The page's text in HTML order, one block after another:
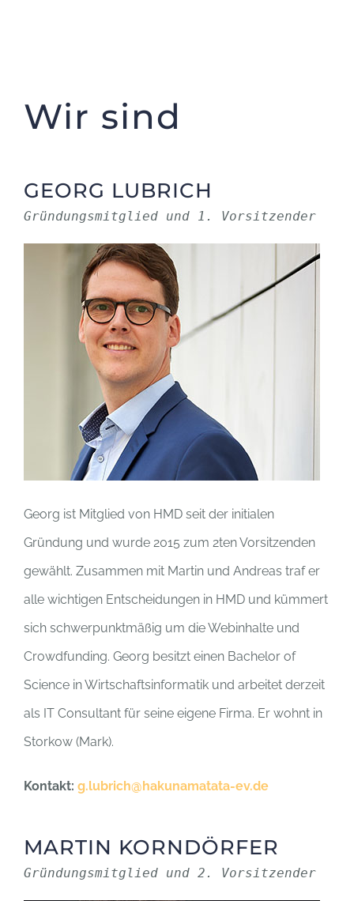
Wir sind
GEORG LUBRICH
Gründungsmitglied und 1. Vorsitzender​
Georg ist Mitglied von HMD seit der initialen
Gründung und wurde 2015 zum 2ten Vorsitzenden
gewählt. Zusammen mit Martin und Andreas traf er
alle wichtigen Entscheidungen in HMD und kümmert
sich schwerpunktmäßig um die Webinhalte und
Crowdfunding. Georg besitzt einen Bachelor of
Science in Wirtschaftsinformatik und arbeitet derzeit
als IT Consultant für seine eigene Firma. Er wohnt in
Storkow (Mark).
Kontakt: g.lubrich@hakunamatata-ev.de
MARTIN KORNDÖRFER
Gründungsmitglied und 2. Vorsitzender